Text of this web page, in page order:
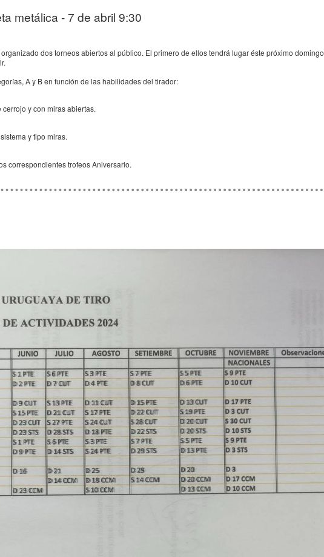
metálica - 7 de abril 9:30
dos torneos abiertos al público. El primero de ellos tendrá lugar éste próximo domingo
A y B en función de las habilidades del tirador:
y con miras abiertas.
y tipo miras.
correspondientes trofeos Aniversario.